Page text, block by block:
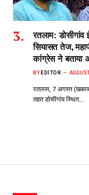
रतलाम: डोसीगांव
सियासत तेज,
कांग्रेस ने बताया
BY EDITOR
रतलाम, 7 अगस्त
तहत डोसीगांव स्थित…